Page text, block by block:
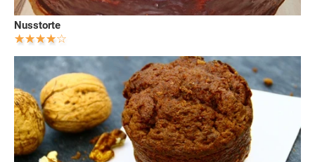
Nusstorte